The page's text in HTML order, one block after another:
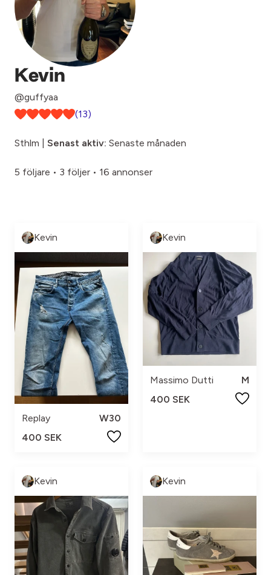
Kevin
@guffyaa
(13)
Sthlm | Senast aktiv: Senaste månaden
5 följare • 3 följer • 16 annonser
Kevin
Replay
W30
400 SEK
Kevin
Massimo Dutti
M
400 SEK
Kevin Kevin